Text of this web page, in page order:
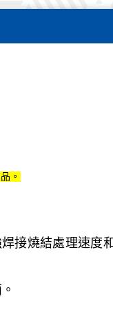
。
接燒結處理速度